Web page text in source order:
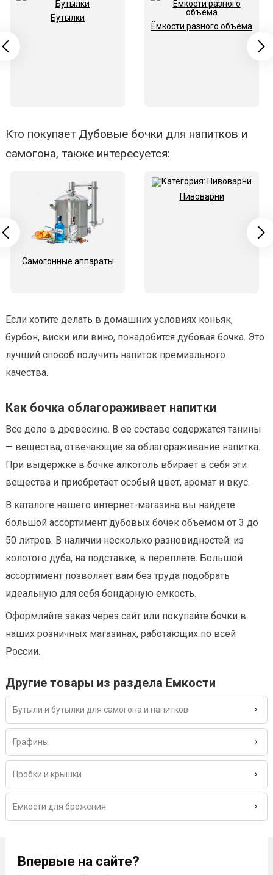
Бутылки
Ёмкости разного объёма
Кто покупает Дубовые бочки для напитков и
самогона, также интересуется:
Самогонные аппараты
Пивоварни
Если хотите делать в домашних условиях коньяк,
бурбон, виски или вино, понадобится дубовая бочка. Это
лучший способ получить напиток премиального
качества.
Как бочка облагораживает напитки
Все дело в древесине. В ее составе содержатся танины
— вещества, отвечающие за облагораживание напитка.
При выдержке в бочке алкоголь вбирает в себя эти
вещества и приобретает особый цвет, аромат и вкус.
В каталоге нашего интернет-магазина вы найдете
большой ассортимент дубовых бочек объемом от 3 до
50 литров. В наличии несколько разновидностей: из
колотого дуба, на подставке, в переплете. Большой
ассортимент позволяет вам без труда подобрать
идеальную для себя бондарную емкость.
Оформляйте заказ через сайт или покупайте бочки в
наших розничных магазинах, работающих по всей
России.
Другие товары из раздела Емкости
Бутыли и бутылки для самогона и напитков
Графины
Пробки и крышки
Емкости для брожения
Впервые на сайте?